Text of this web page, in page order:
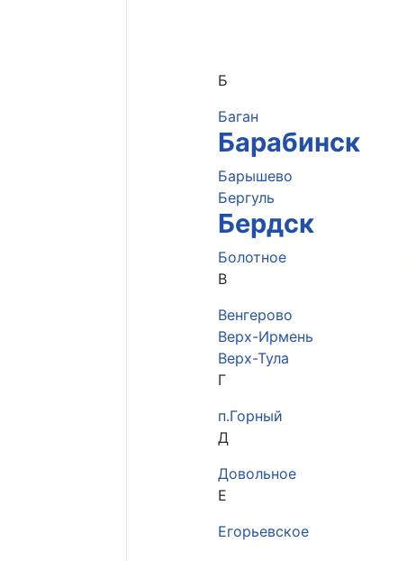
Б
Баган
Барабинск
Барышево
Бергуль
Бердск
Болотное
В
Венгерово
Верх-Ирмень
Верх-Тула
Г
п.Горный
Д
Довольное
Е
Егорьевское